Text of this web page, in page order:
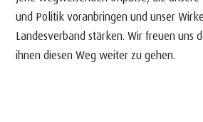
und Politik voranbringen und unser
Landesverband stärken. Wir freuen uns
ihnen diesen Weg weiter zu gehen.